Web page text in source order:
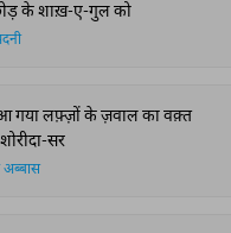
के शाख़-ए-गुल को
गया लफ़्ज़ों के ज़वाल का वक़्त
सर